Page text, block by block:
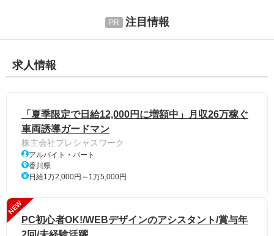
注目情報
求人情報
「夏季限定で日給12,000円に増額中」月収26万稼ぐ
車両誘導ガードマン
株主会社プレシャスワーク
アルバイト・パート
香川県
日給1万2,000円～1万5,000円
NEW
PC初心者OK!/WEBデザインのアシスタント/賞与年